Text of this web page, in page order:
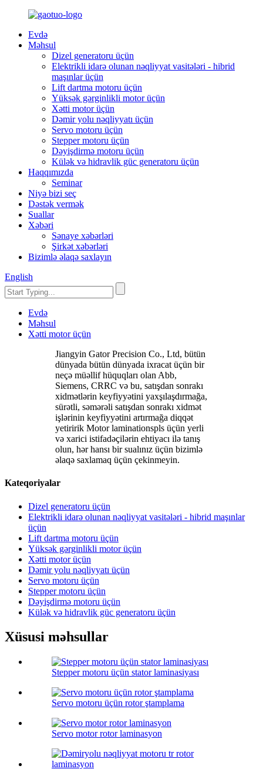
Evdə
Məhsul
Dizel generatoru üçün
Elektrikli idarə olunan nəqliyyat vasitələri - hibrid
maşınlar üçün
Lift dartma motoru üçün
Yüksək gərginlikli motor üçün
Xətti motor üçün
Dəmir yolu nəqliyyatı üçün
Servo motoru üçün
Stepper motoru üçün
Dəyişdirmə motoru üçün
Külək və hidravlik güc generatoru üçün
Haqqımızda
Seminar
Niyə bizi seç
Dəstək vermək
Suallar
Xəbəri
Sənaye xəbərləri
Şirkət xəbərləri
Bizimlə əlaqə saxlayın
English
Evdə
Məhsul
Xətti motor üçün
Jiangyin Gator Precision Co., Ltd, bütün
dünyada bütün dünyada ixracat üçün bir
neçə müəllif hüquqları olan Abb,
Siemens, CRRC və bu, satışdan sonrakı
xidmətlərin keyfiyyətini yaxşılaşdırmağa,
sürətli, səmərəli satışdan sonrakı xidmət
işlərinin keyfiyyətini artırmağa diqqət
yetiririk Motor laminationspls üçün yerli
və xarici istifadəçilərin ehtiyacı ilə tanış
olun, hər hansı bir sualınız üçün bizimlə
əlaqə saxlamaq üçün çekinmeyin.
Kateqoriyalar
Dizel generatoru üçün
Elektrikli idarə olunan nəqliyyat vasitələri - hibrid maşınlar
üçün
Lift dartma motoru üçün
Yüksək gərginlikli motor üçün
Xətti motor üçün
Dəmir yolu nəqliyyatı üçün
Servo motoru üçün
Stepper motoru üçün
Dəyişdirmə motoru üçün
Külək və hidravlik güc generatoru üçün
Xüsusi məhsullar
Stepper motoru üçün stator laminasiyası
Servo motoru üçün rotor ştamplama
Servo motor rotor laminasyon